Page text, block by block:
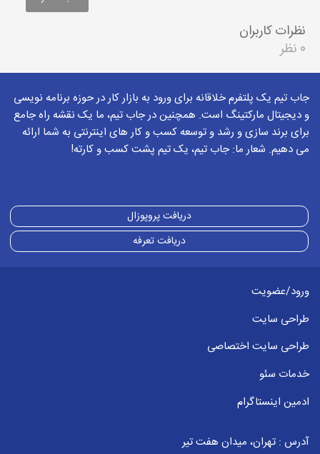
نظرات کاربران
0 نظر
جاب تیم یک پلتفرم خلاقانه برای ورود به بازار کار در حوزه برنامه نویسی
و دیجیتال مارکتینگ است. همچنین در جاب تیم، ما یک نقشه راه جامع
برای برند سازی و رشد و توسعه کسب و کار های اینترنتی به شما ارائه
می دهیم. شعار ما: جاب تیم، یک تیم پشت کسب و کارته!
دریافت پروپوزال
دریافت تعرفه
ورود/عضویت
طراحی سایت
طراحی سایت اختصاصی
خدمات سئو
ادمین اینستاگرام
آدرس : تهران، میدان هفت تیر